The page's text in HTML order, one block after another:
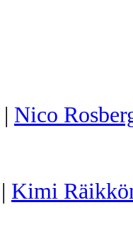
| Nico
| Kimi